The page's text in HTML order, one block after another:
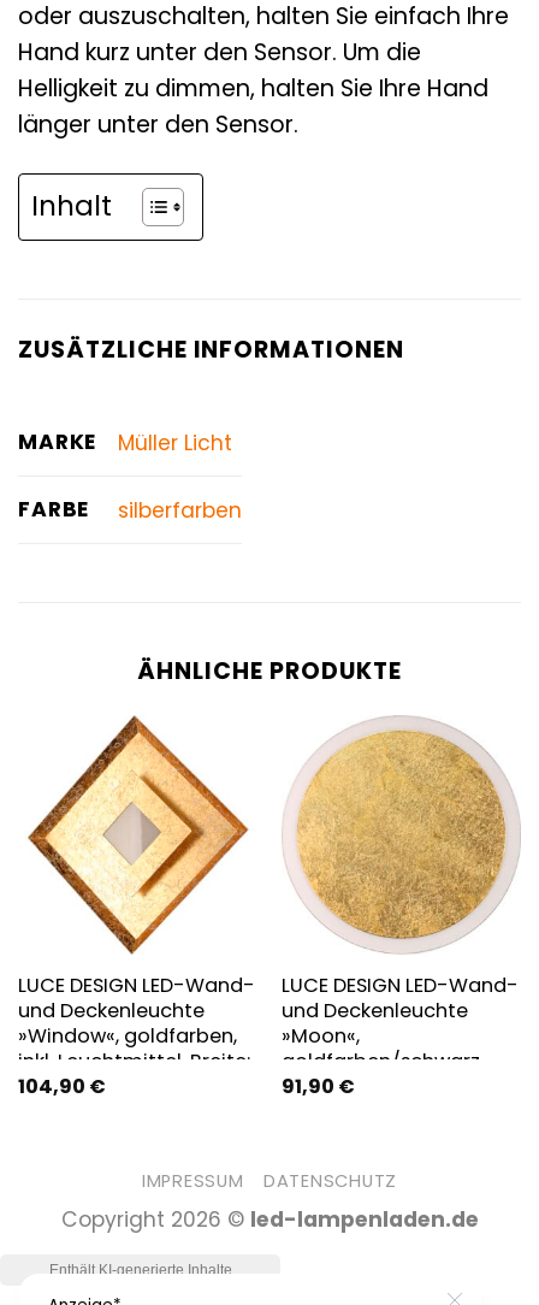
oder auszuschalten, halten Sie einfach Ihre
Hand kurz unter den Sensor. Um die
Helligkeit zu dimmen, halten Sie Ihre Hand
länger unter den Sensor.
Inhalt
ZUSÄTZLICHE INFORMATIONEN
MARKE Müller Licht
FARBE silberfarben
ÄHNLICHE PRODUKTE
LUCE DESIGN LED-Wand-
und Deckenleuchte
»Window«, goldfarben,
inkl. Leuchtmittel, Breite:
32 cm
104,90 €
LUCE DESIGN LED-Wand-
und Deckenleuchte
»Moon«,
goldfarben/schwarz,
inkl. Leuchtmittel
91,90 €
IMPRESSUM DATENSCHUTZ
Copyright 2026 © led-lampenladen.de